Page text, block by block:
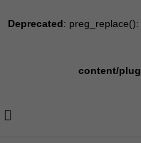
Deprecated:
content/